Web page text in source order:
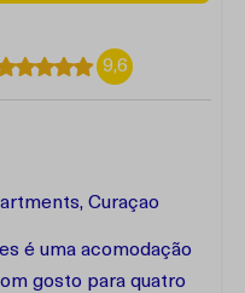
9,6
Curaçao
é uma acomodação
gosto para quatro